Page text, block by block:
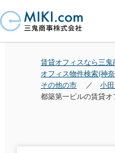
賃貸オフィスなら三鬼
オフィス物件検索(神
その他の市
小
都築第一ビルの賃貸オ